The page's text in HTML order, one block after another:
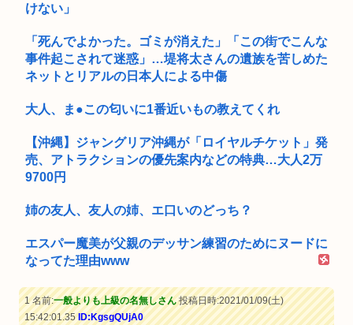
けない」
「死んでよかった。ゴミが消えた」「この街でこんな
事件起こされて迷惑」…堤将太さんの遺族を苦しめた
ネットとリアルの日本人による中傷
大人、ま●この匂いに1番近いもの教えてくれ
【沖縄】ジャングリア沖縄が「ロイヤルチケット」発
売、アトラクションの優先案内などの特典…大人2万
9700円
姉の友人、友人の姉、エ口いのどっち？
エスパー魔美が父親のデッサン練習のためにヌードに
なってた理由www
1 名前:一般よりも上級の名無しさん投稿日時:2021/01/09(土)
15:42:01.35ID:KgsgQUjA0